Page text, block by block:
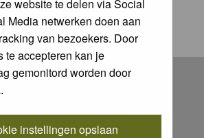
website te delen via Social
Media netwerken doen aan
van bezoekers. Door
te accepteren kan je
gemonitord worden door
instellingen opslaan
rubrieken/photo-challenge/
Register
FAQ